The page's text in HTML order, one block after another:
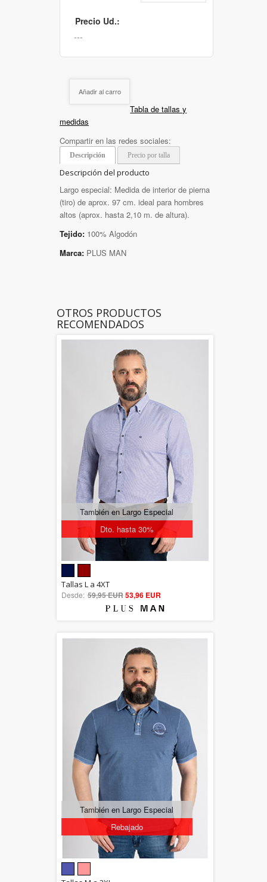
Precio Ud.:
Añadir al carro
Tabla de tallas y
medidas
Compartir en las redes sociales:
Descripción Precio por talla
Descripción del producto
Largo especial: Medida de interior de pierna
(tiro) de aprox. 97 cm. ideal para hombres
altos (aprox. hasta 2,10 m. de altura).
Tejido: 100% Algodón
Marca: PLUS MAN
OTROS PRODUCTOS
RECOMENDADOS
Dto. hasta 30%
También en Largo Especial
out of 5
Tallas L a 4XT
Desde: 59,95 EUR53,96 EUR
Rebajado
También en Largo Especial